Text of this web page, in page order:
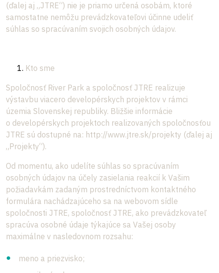
(ďalej aj „JTRE“) nie je priamo určená osobám, ktoré
samostatne nemôžu prevádzkovateľovi účinne udeliť
súhlas so spracúvaním svojich osobných údajov.
Kto sme
Spoločnosť River Park a spoločnosť JTRE realizuje
výstavbu viacero developérskych projektov v rámci
územia Slovenskej republiky. Bližšie informácie
o developérskych projektoch realizovaných spoločnosťou
JTRE sú dostupné na: http://www.jtre.sk/projekty (ďalej aj
„Projekty“).
Od momentu, ako udelíte súhlas so spracúvaním
osobných údajov na účely zasielania reakcií k Vašim
požiadavkám zadaným prostredníctvom kontaktného
formulára nachádzajúceho sa na webovom sídle
spoločnosti JTRE, spoločnosť JTRE, ako prevádzkovateľ
spracúva osobné údaje týkajúce sa Vašej osoby
maximálne v nasledovnom rozsahu:
meno a priezvisko;